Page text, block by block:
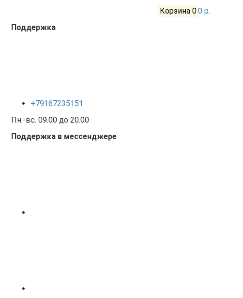
Корзина 00 р.
Поддержка
+79167235151
Пн.-вс. 09.00 до 20.00
Поддержка в мессенджере